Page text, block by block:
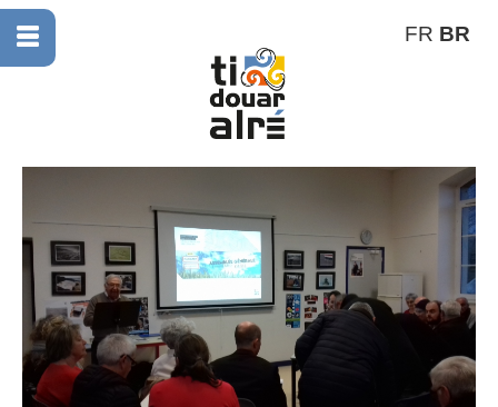
FR BR